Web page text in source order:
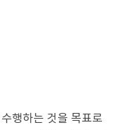
행하는 것을 목표로